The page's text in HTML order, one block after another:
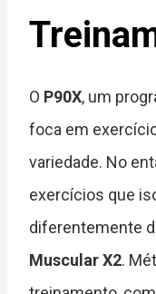
O P90X, um
foca em
variedade. No
exercícios que
diferentemente
Muscular X2.